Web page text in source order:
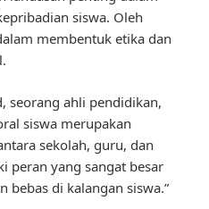
siswa. Oleh
membentuk etika dan
seorang ahli pendidikan,
siswa merupakan
sekolah, guru, dan
peran yang sangat besar
bebas di kalangan siswa.”